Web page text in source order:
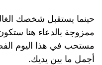
حينما يستقبل شخصك
ممزوجة بالدعاء هنا ستكون
مستحب في هذا اليوم
أجمل ما بين يديك.